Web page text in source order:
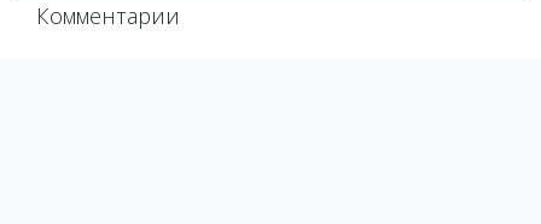
Комментарии